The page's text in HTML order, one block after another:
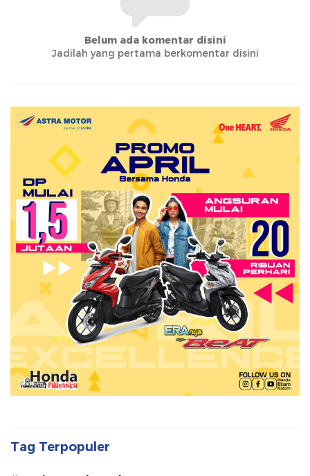
Belum ada komentar disini
Jadilah yang pertama berkomentar disini
Tag Terpopuler